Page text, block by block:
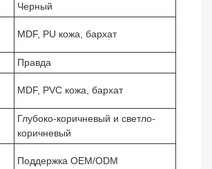
Черный
MDF, PU кожа, бархат
Правда
MDF, PVC кожа, бархат
Глубоко-коричневый и светло-
коричневый
Поддержка OEM/ODM